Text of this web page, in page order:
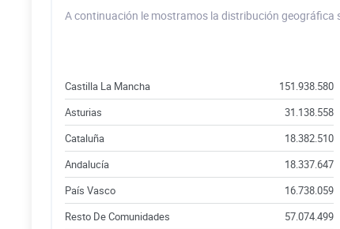
A continuación le mostramos la distribución geográfica
Castilla La Mancha
151.938.580
Asturias
31.138.558
Cataluña
18.382.510
Andalucía
18.337.647
País Vasco
16.738.059
Resto De Comunidades
57.074.499